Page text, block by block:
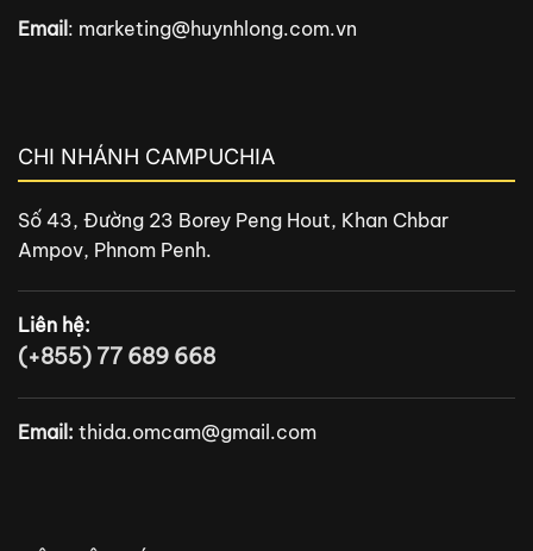
Email: marketing@huynhlong.com.vn
CHI NHÁNH CAMPUCHIA
Số 43, Đường 23 Borey Peng Hout, Khan Chbar
Ampov, Phnom Penh.
Liên hệ:
(+855) 77 689 668
Email: thida.omcam@gmail.com